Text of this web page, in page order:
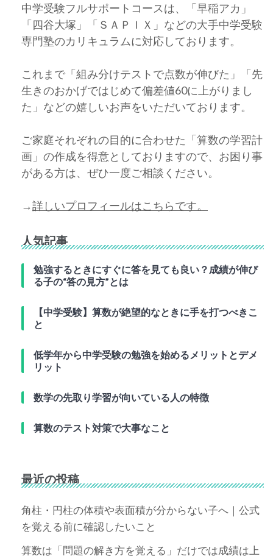
中学受験フルサポートコースは、「早稲アカ」
「四谷大塚」「ＳＡＰＩＸ」などの大手中学受験
専門塾のカリキュラムに対応しております。
これまで「組み分けテストで点数が伸びた」「先
生きのおかげではじめて偏差値60に上がりまし
た」などの嬉しいお声をいただいております。
ご家庭それぞれの目的に合わせた「算数の学習計
画」の作成を得意としておりますので、お困り事
がある方は、ぜひ一度ご相談ください。
→詳しいプロフィールはこちらです。
人気記事
勉強するときにすぐに答を見ても良い？成績が伸び
る子の“答の見方”とは
【中学受験】算数が絶望的なときに手を打つべきこ
と
低学年から中学受験の勉強を始めるメリットとデメ
リット
数学の先取り学習が向いている人の特徴
算数のテスト対策で大事なこと
最近の投稿
角柱・円柱の体積や表面積が分からない子へ｜公式
を覚える前に確認したいこと
算数は「問題の解き方を覚える」だけでは成績は上